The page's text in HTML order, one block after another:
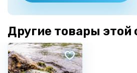
Другие товары этой